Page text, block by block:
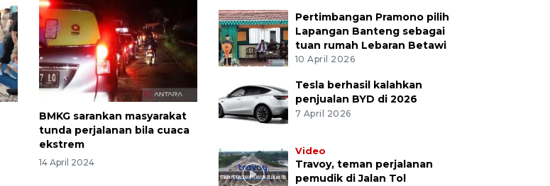
BMKG sarankan masyarakat
tunda perjalanan bila cuaca
ekstrem
14 April 2024
Pertimbangan Pramono pilih
Lapangan Banteng sebagai
tuan rumah Lebaran Betawi
10 April 2026
Tesla berhasil kalahkan
penjualan BYD di 2026
7 April 2026
Video
Travoy, teman perjalanan
pemudik di Jalan Tol